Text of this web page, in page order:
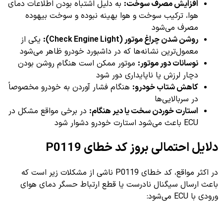
افزایش مصرف سوخت: به دلیل اشتباه بودن اطلاعات دمای
هوا، ترکیب سوخت و هوا بهینه نبوده و سوخت بیهوده
مصرف می‌شود
روشن شدن چراغ موتور (Check Engine Light):
یکی از
معمول‌ترین نشانه‌ها که در داشبورد خودرو ظاهر می‌شود
نوسانات دور موتور: موتور ممکن است هنگام روشن بودن
دچار لرزش یا ناپایداری دور شود
کاهش شتاب خودرو: هنگام فشار آوردن به خودرو مخصوصاً
در سربالایی‌ها
استارت خوردن سخت یا دیر هنگام: در برخی مواقع مشکل در
ECU باعث می‌شود استارت خودرو دشوار شود
دلایل احتمالی بروز کد خطای P0119
در اکثر مواقع، کد خطای P0119 ناشی از مشکلات زیر است که
باعث ارسال سیگنال نادرست یا قطع ارتباط حسگر دمای هوای
ورودی با ECU می‌شود: